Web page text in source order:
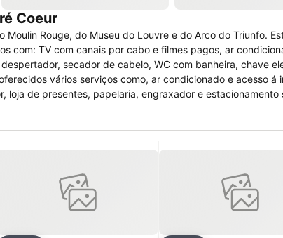
Coeur
Rouge, do Museu do Louvre e do Arco do Triunfo.
com: TV com canais por cabo e filmes pagos, ar
secador de cabelo, WC com banheira, chave
vários serviços como, ar condicionado e acesso á
de presentes, papelaria, engraxador e estacionamento
salas de conferência, recepção 24h, centro de
de animais.